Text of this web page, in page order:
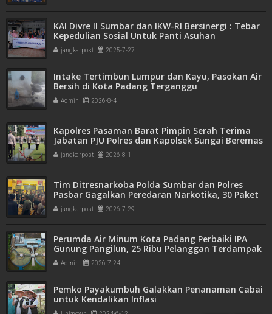
KAI Divre II Sumbar dan IKW-RI Bersinergi : Tebar
Kepedulian Sosial Untuk Panti Asuhan
jangkarpost 2025-7-27
Intake Tertimbun Lumpur dan Kayu, Pasokan Air
Bersih di Kota Padang Terganggu
Admin 2026-8-4
Kapolres Pasaman Barat Pimpin Serah Terima
Jabatan PJU Polres dan Kapolsek Sungai Beremas
jangkarpost 2026-8-1
Tim Ditresnarkoba Polda Sumbar dan Polres
Pasbar Gagalkan Peredaran Narkotika, 30 Paket
Ganja Kering Siap Edar Disita
jangkarpost 2026-7-29
Perumda Air Minum Kota Padang Perbaiki IPA
Gunung Pangilun, 25 Ribu Pelanggan Terdampak
Penyesuaian
Admin 2026-7-24
Pemko Payakumbuh Galakkan Penanaman Cabai
untuk Kendalikan Inflasi